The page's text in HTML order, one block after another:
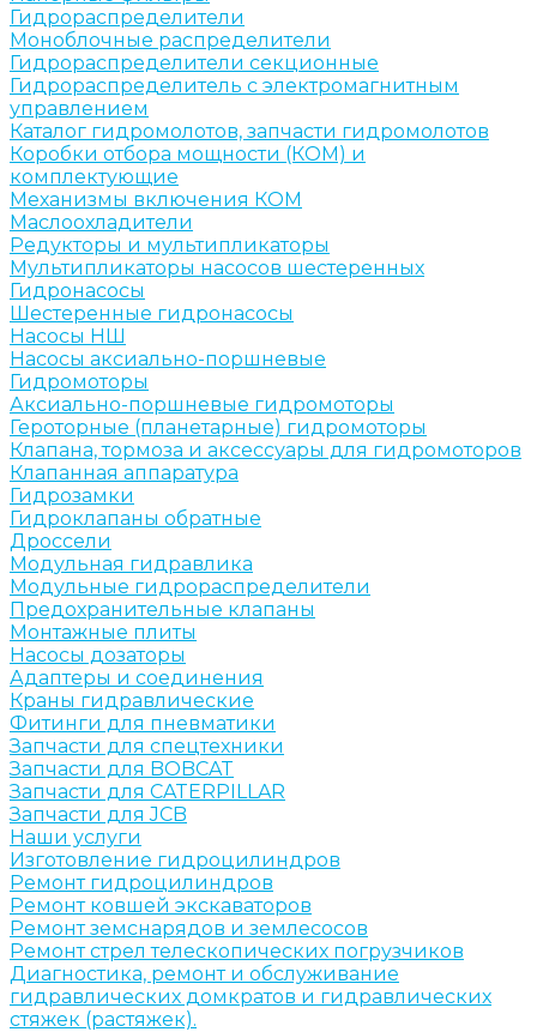
Гидрораспределители
Моноблочные распределители
Гидрораспределители секционные
Гидрораспределитель с электромагнитным
управлением
Каталог гидромолотов, запчасти гидромолотов
Коробки отбора мощности (КОМ) и
комплектующие
Механизмы включения КОМ
Маслоохладители
Редукторы и мультипликаторы
Мультипликаторы насосов шестеренных
Гидронасосы
Шестеренные гидронасосы
Насосы НШ
Насосы аксиально-поршневые
Гидромоторы
Аксиально-поршневые гидромоторы
Героторные (планетарные) гидромоторы
Клапана, тормоза и аксессуары для гидромоторов
Клапанная аппаратура
Гидрозамки
Гидроклапаны обратные
Дроссели
Модульная гидравлика
Модульные гидрораспределители
Предохранительные клапаны
Монтажные плиты
Насосы дозаторы
Адаптеры и соединения
Краны гидравлические
Фитинги для пневматики
Запчасти для спецтехники
Запчасти для BOBCAT
Запчасти для CATERPILLAR
Запчасти для JCB
Наши услуги
Изготовление гидроцилиндров
Ремонт гидроцилиндров
Ремонт ковшей экскаваторов
Ремонт земснарядов и землесосов
Ремонт стрел телескопических погрузчиков
Диагностика, ремонт и обслуживание
гидравлических домкратов и гидравлических
стяжек (растяжек).